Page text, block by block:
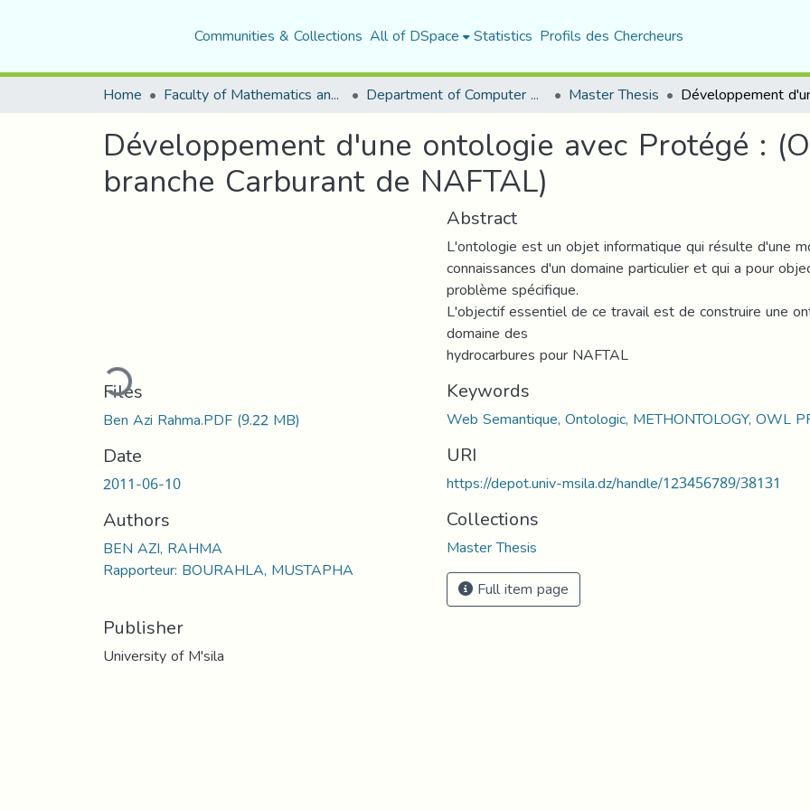
Communities & Collections All of DSpace Statistics Profils des Chercheurs
Home Faculty of Mathematics and Computer Science Department of Computer Science Master Thesis
Développement d'une ontologie avec Protégé :
branche Carburant de NAFTAL)
Loading...
Files
Ben Azi Rahma.PDF(9.22 MB)
Date
2011-06-10
Authors
BEN AZI, RAHMA
Rapporteur: BOURAHLA, MUSTAPHA
Publisher
University of M'sila
Abstract
L'ontologie est un objet informatique qui résulte d'une
connaissances d'un domaine particulier et qui a pour
problème spécifique.
L'objectif essentiel de ce travail est de construire une
domaine des
hydrocarbures pour NAFTAL
Keywords
Web Semantique, Ontologic, METHONTOLOGY, OWL
URI
https://depot.univ-msila.dz/handle/123456789/38131
Collections
Master Thesis
Full item page